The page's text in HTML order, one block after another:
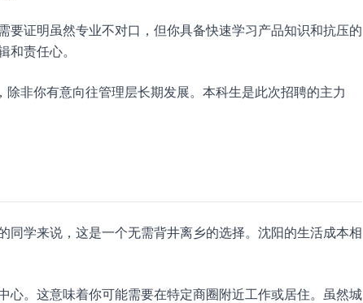
要证明虽然专业不对口，但你具备快速学习产品知识和抗压的
责任心。
非你有意向往管理层长期发展。本科生是此次招聘的主力
同学来说，这是一个无需背井离乡的选择。沈阳的生活成本相
心。这意味着你可能需要在特定商圈附近工作或居住。虽然城